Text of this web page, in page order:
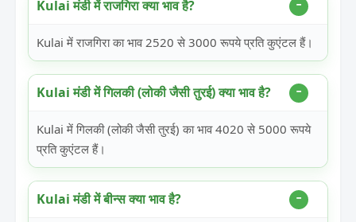
Kulai मंडी में राजगिरा क्या भाव है?
Kulai में राजगिरा का भाव 2520 से 3000 रूपये प्रति कुएंटल हैं।
Kulai मंडी में गिलकी (लोकी जैसी तुरई) क्या भाव है?
Kulai में गिलकी (लोकी जैसी तुरई) का भाव 4020 से 5000 रूपये
प्रति कुएंटल हैं।
Kulai मंडी में बीन्स क्या भाव है?